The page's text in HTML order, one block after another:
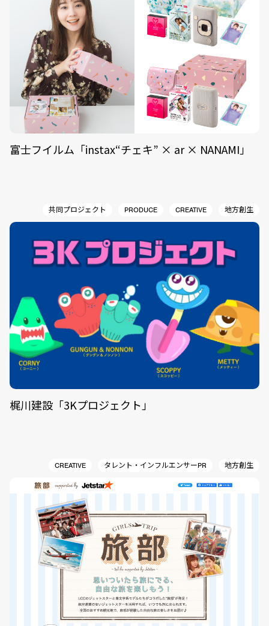
富士フイルム「instax“チェキ” × ar × NANAMI」
共同プロジェクト PRODUCE CREATIVE 地方創生
梶川建設「3Kプロジェクト」
CREATIVE タレント・インフルエンサーPR 地方創生